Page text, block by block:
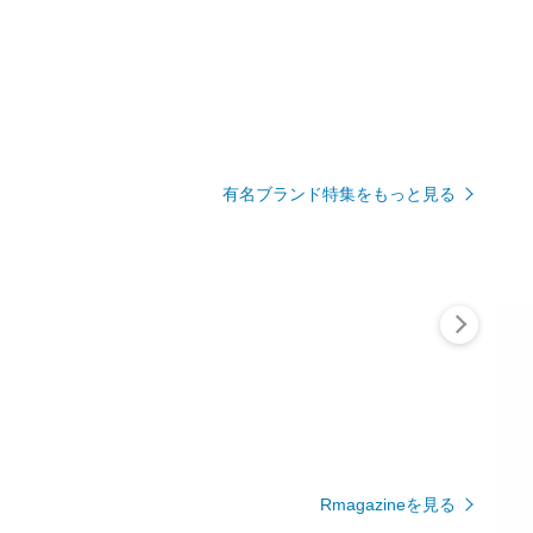
有名ブランド特集をもっと見る
Rmagazineを見る